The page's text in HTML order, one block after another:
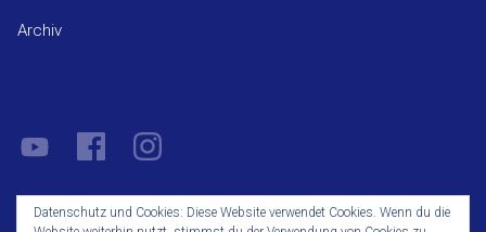
Archiv
YouTubeFacebookInstagram
Datenschutz und Cookies: Diese Website verwendet Cookies. Wenn du die